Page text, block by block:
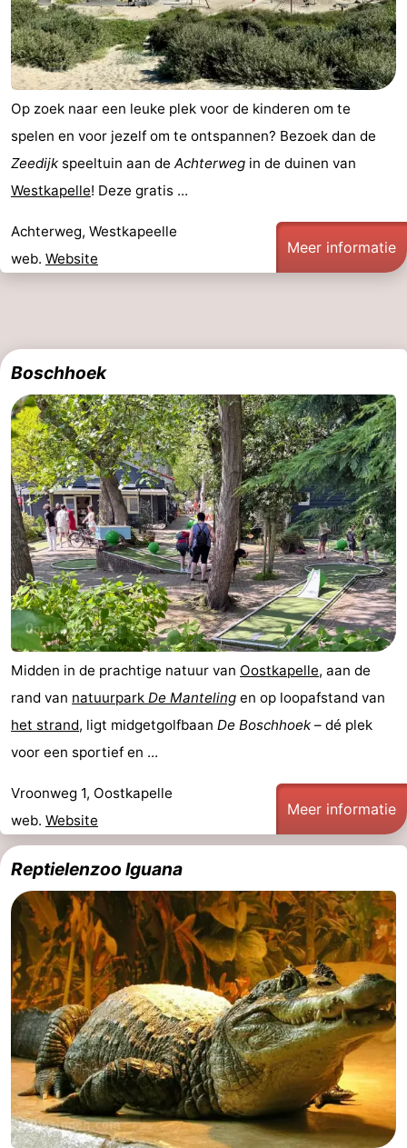
Op zoek naar een leuke plek voor de kinderen om te
spelen en voor jezelf om te ontspannen? Bezoek dan de
Zeedijk speeltuin aan de Achterweg in de duinen van
Westkapelle! Deze gratis ...
Achterweg, Westkapeelle
web. Website
Meer informatie
Boschhoek
Midden in de prachtige natuur van Oostkapelle, aan de
rand van natuurpark De Manteling en op loopafstand van
het strand, ligt midgetgolfbaan De Boschhoek – dé plek
voor een sportief en ...
Vroonweg 1, Oostkapelle
web. Website
Meer informatie
Reptielenzoo Iguana